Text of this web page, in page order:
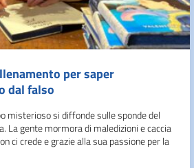
per saper
dal falso
misterioso si diffonde sulle sponde del
La gente mormora di maledizioni e caccia
ci crede e grazie alla sua passione per la